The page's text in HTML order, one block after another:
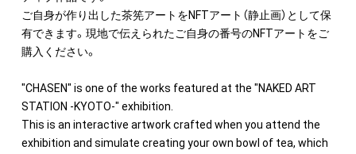
ご自身が作り出した茶筅アートをNFTアート（静止画）として保
有できます。現地で伝えられたご自身の番号のNFTアートをご
購入ください。
"CHASEN" is one of the works featured at the "NAKED ART
STATION -KYOTO-" exhibition.
This is an interactive artwork crafted when you attend the
exhibition and simulate creating your own bowl of tea, which